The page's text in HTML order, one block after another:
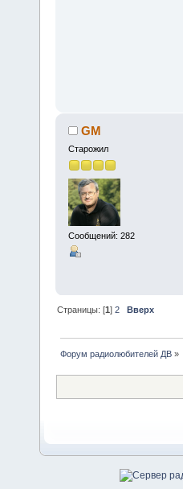
GM
Старожил
Сообщений: 282
Страницы: [1]2 Вверх
Форум радиолюбителей ДВ »